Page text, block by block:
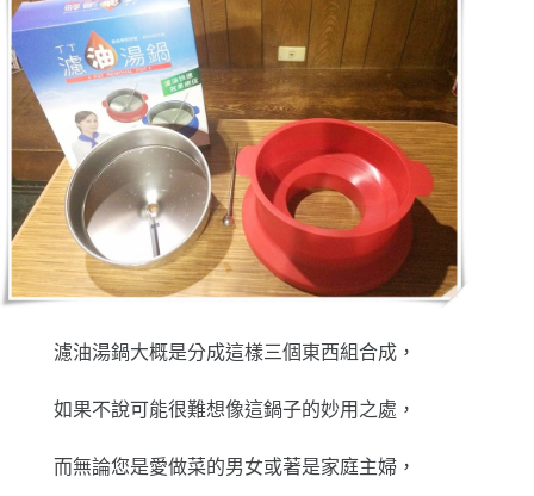
濾油湯鍋大概是分成這樣三個東西組合成，
如果不說可能很難想像這鍋子的妙用之處，
而無論您是愛做菜的男女或著是家庭主婦，